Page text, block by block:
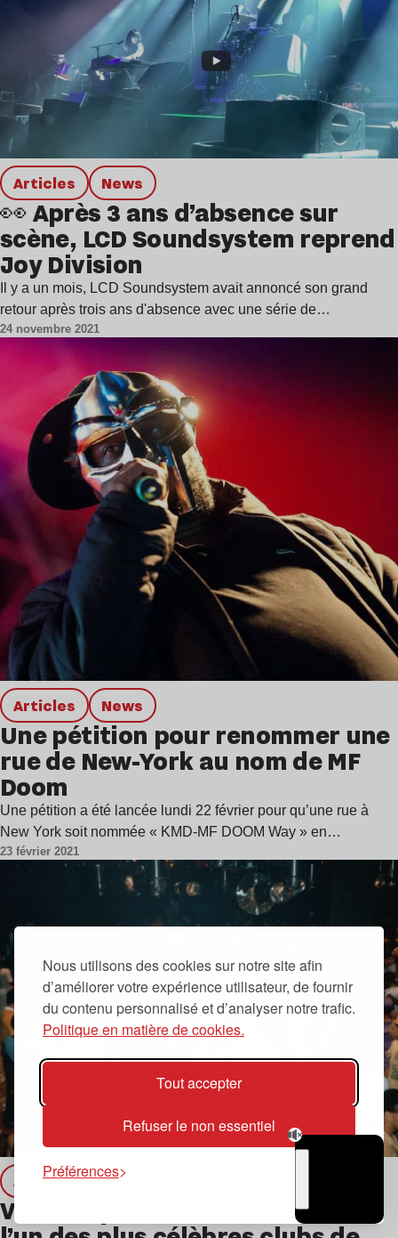
Nous utilisons des cookies sur notre site afin
d’améliorer votre expérience utilisateur, de fournir
du contenu personnalisé et d’analyser notre trafic.
Politique en matière de cookies.
Tout accepter
Refuser le non essentiel
Préférences
Articles news
👀 Après 3 ans d’absence sur
scène, LCD Soundsystem reprend
Joy Division
Il y a un mois, LCD Soundsystem avait annoncé son grand
retour après trois ans d'absence avec une série de…
24 novembre 2021
Articles news
Une pétition pour renommer une
rue de New-York au nom de MF
Doom
Une pétition a été lancée lundi 22 février pour qu’une rue à
New York soit nommée « KMD-MF DOOM Way » en…
23 février 2021
Articles news
Voir : ce passionnant docu sur